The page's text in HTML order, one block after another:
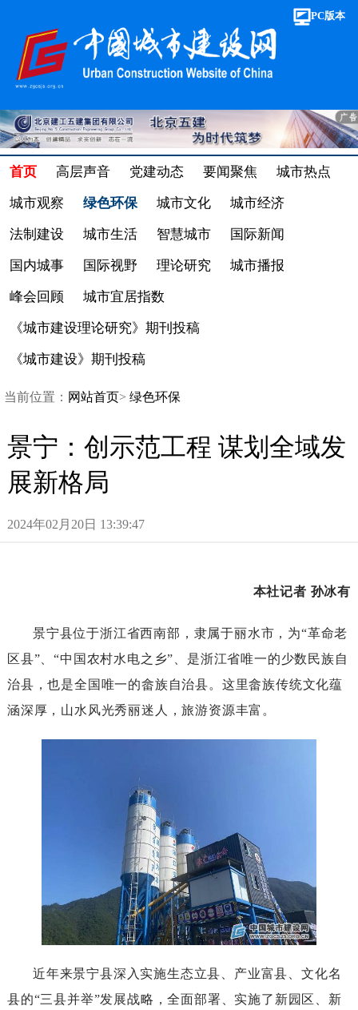
PC版本
首页 高层声音 党建动态 要闻聚焦 城市热点
城市观察 绿色环保 城市文化 城市经济
法制建设 城市生活 智慧城市 国际新闻
国内城事 国际视野 理论研究 城市播报
峰会回顾 城市宜居指数
《城市建设理论研究》期刊投稿
《城市建设》期刊投稿
当前位置： 网站首页> 绿色环保
景宁：创示范工程谋划全域发
展新格局
2024年02月20日13:39:47
本社记者孙冰有
景宁县位于浙江省西南部，隶属于丽水市，为“革命老
区县”、“中国农村水电之乡”、是浙江省唯一的少数民族自
治县，也是全国唯一的畲族自治县。这里畲族传统文化蕴
涵深厚，山水风光秀丽迷人，旅游资源丰富。
近年来景宁县深入实施生态立县、产业富县、文化名
县的“三县并举”发展战略，全面部署、实施了新园区、新